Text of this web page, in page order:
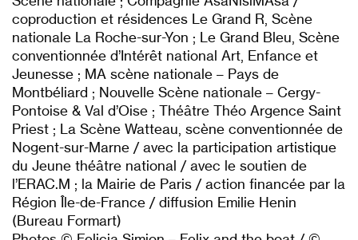
coproduction et résidences Le Grand R, Scène
nationale La Roche-sur-Yon ; Le Grand Bleu, Scène
conventionnée d’Intérêt national Art, Enfance et
Jeunesse ; MA scène nationale – Pays de
Montbéliard ; Nouvelle Scène nationale – Cergy-
Pontoise & Val d’Oise ; Théâtre Théo Argence Saint
Priest ; La Scène Watteau, scène conventionnée de
Nogent-sur-Marne / avec la participation artistique
du Jeune théâtre national / avec le soutien de
l’ERAC.M ; la Mairie de Paris / action financée par la
Région Île-de-France / diffusion Emilie Henin
(Bureau Formart)